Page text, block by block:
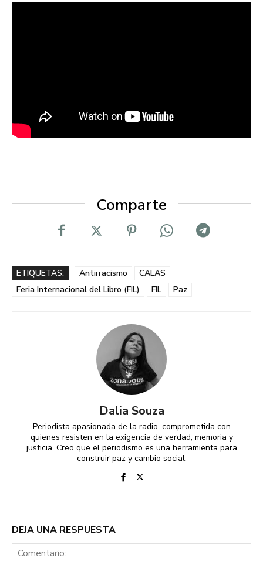
Comparte
ETIQUETAS: Antirracismo
CALAS
Feria Internacional del Libro (FIL)
FIL Paz
Dalia Souza
Periodista apasionada de la radio, comprometida con
quienes resisten en la exigencia de verdad, memoria y
justicia. Creo que el periodismo es una herramienta para
construir paz y cambio social.
DEJA UNA RESPUESTA